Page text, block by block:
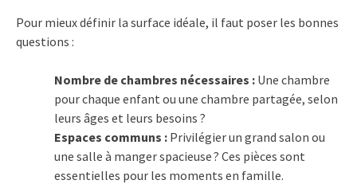
Pour mieux définir la surface idéale, il faut poser les bonnes
questions :
Nombre de chambres nécessaires : Une chambre
pour chaque enfant ou une chambre partagée, selon
leurs âges et leurs besoins ?
Espaces communs : Privilégier un grand salon ou
une salle à manger spacieuse ? Ces pièces sont
essentielles pour les moments en famille.